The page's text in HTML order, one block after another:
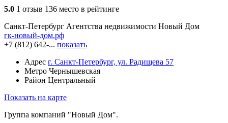
5.0 1 отзыв 136 место в рейтинге
Санкт-Петербург Агентства недвижимости Новый Дом
гк-новый-дом.рф
+7 (812) 642-... показать
Адрес г. Санкт-Петербург, ул. Радищева 57
Метро Чернышевская
Район Центральный
Показать на карте
Группа компаний "Новый Дом".